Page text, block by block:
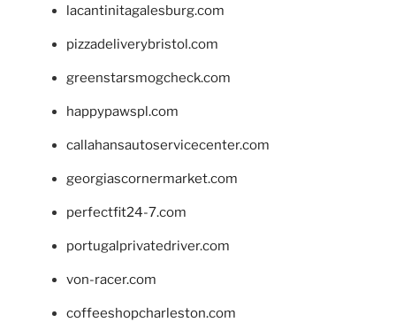
lacantinitagalesburg.com
pizzadeliverybristol.com
greenstarsmogcheck.com
happypawspl.com
callahansautoservicecenter.com
georgiascornermarket.com
perfectfit24-7.com
portugalprivatedriver.com
von-racer.com
coffeeshopcharleston.com